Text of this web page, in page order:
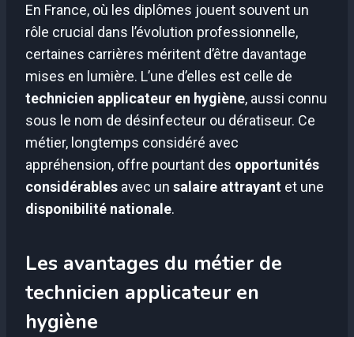
En France, où les diplômes jouent souvent un
rôle crucial dans l’évolution professionnelle,
certaines carrières méritent d’être davantage
mises en lumière. L’une d’elles est celle de
technicien applicateur en hygiène, aussi connu
sous le nom de désinfecteur ou dératiseur. Ce
métier, longtemps considéré avec
appréhension, offre pourtant des opportunités
considérables avec un salaire attrayant et une
disponibilité nationale.
Les avantages du métier de
technicien applicateur en
hygiène